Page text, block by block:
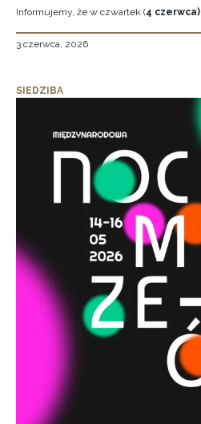
Informujemy, że w czwartek (4 czerwca)
3 czerwca, 2026
SIEDZIBA